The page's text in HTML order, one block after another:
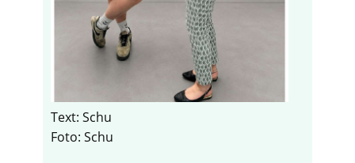
Text: Schu
Foto: Schu